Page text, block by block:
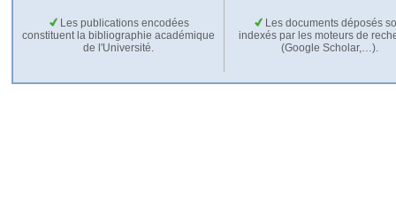
Les publications encodées
constituent la bibliographie académique
de l'Université.
Les documents déposés
indexés par les moteurs de
(Google Scholar,…).